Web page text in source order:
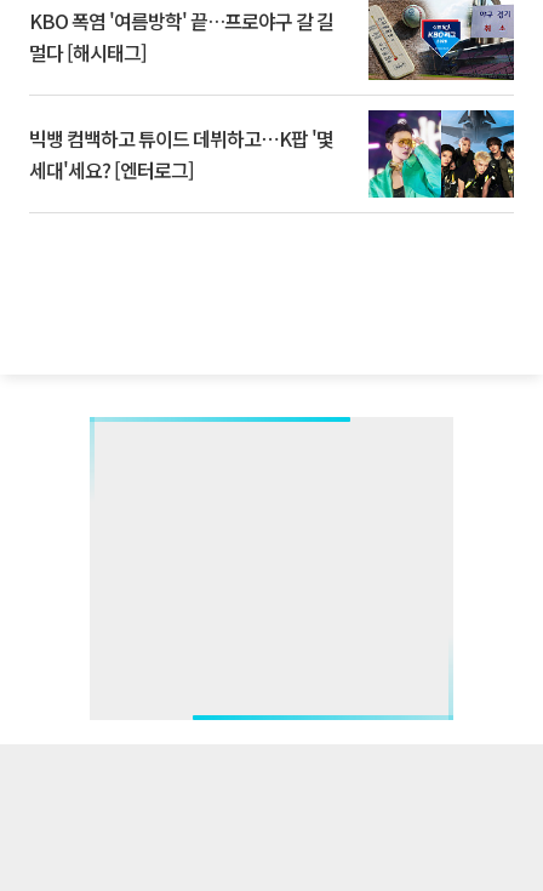
KBO 폭염 '여름방학' 끝…프로야구 갈 길
멀다 [해시태그]
빅뱅 컴백하고 튜이드 데뷔하고⋯K팝 '몇
세대'세요? [엔터로그]